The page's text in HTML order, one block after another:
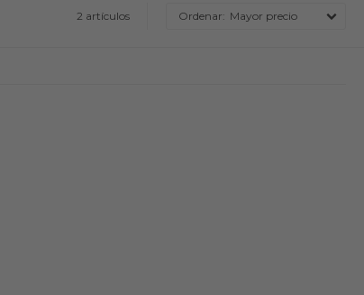
2 artículos Mayor precio